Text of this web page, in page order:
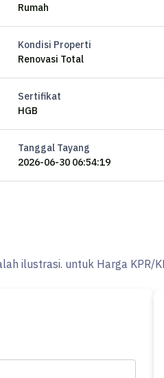
Rumah
Kondisi Properti
Renovasi Total
Sertifikat
HGB
Tanggal Tayang
2026-06-30 06:54:19
ilustrasi. untuk Harga KPR/